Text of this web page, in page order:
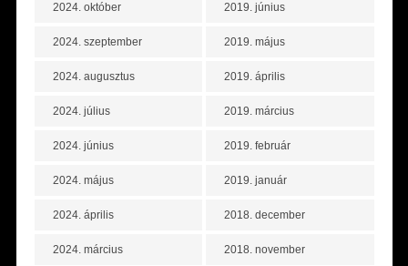
2024. október
2024. szeptember
2024. augusztus
2024. július
2024. június
2024. május
2024. április
2024. március
2019. június
2019. május
2019. április
2019. március
2019. február
2019. január
2018. december
2018. november